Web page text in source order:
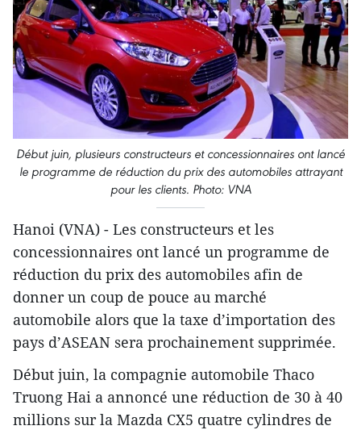
Début juin, plusieurs constructeurs et concessionnaires ont lancé
le programme de réduction du prix des automobiles attrayant
pour les clients. Photo: VNA
Hanoi (VNA) - Les constructeurs et les
concessionnaires ont lancé un programme de
réduction du prix des automobiles afin de
donner un coup de pouce au marché
automobile alors que la taxe d’importation des
pays d’ASEAN sera prochainement supprimée.
Début juin, la compagnie automobile Thaco
Truong Hai a annoncé une réduction de 30 à 40
millions sur la Mazda CX5 quatre cylindres de